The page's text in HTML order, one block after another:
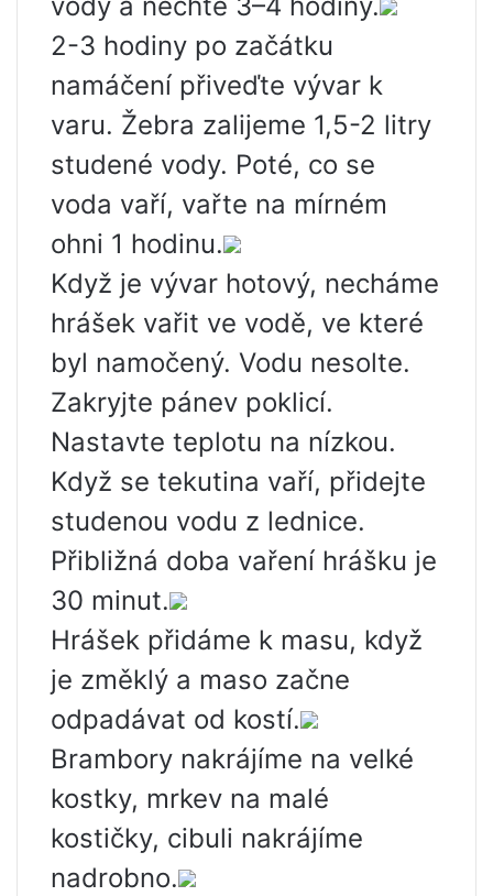
2-3 hodiny po začátku
namáčení přiveďte vývar k
varu. Žebra zalijeme 1,5-2 litry
studené vody. Poté, co se
voda vaří, vařte na mírném
ohni 1 hodinu.
Když je vývar hotový, necháme
hrášek vařit ve vodě, ve které
byl namočený. Vodu nesolte.
Zakryjte pánev poklicí.
Nastavte teplotu na nízkou.
Když se tekutina vaří, přidejte
studenou vodu z lednice.
Přibližná doba vaření hrášku je
30 minut.
Hrášek přidáme k masu, když
je změklý a maso začne
odpadávat od kostí.
Brambory nakrájíme na velké
kostky, mrkev na malé
kostičky, cibuli nakrájíme
nadrobno.